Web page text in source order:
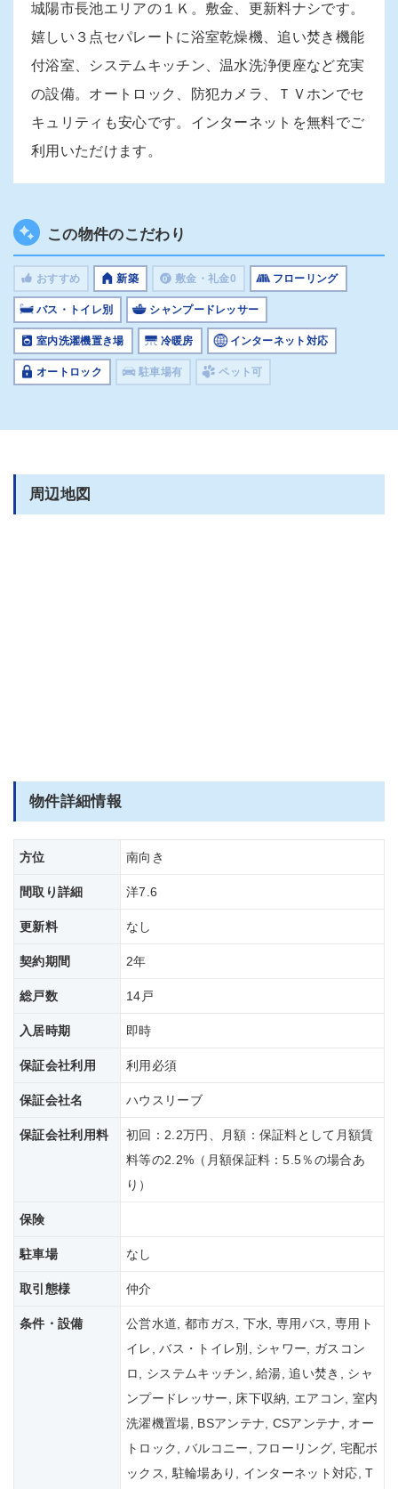
城陽市長池エリアの１Ｋ。敷金、更新料ナシです。
嬉しい３点セパレートに浴室乾燥機、追い焚き機能
付浴室、システムキッチン、温水洗浄便座など充実
の設備。オートロック、防犯カメラ、ＴＶホンでセ
キュリティも安心です。インターネットを無料でご
利用いただけます。
この物件のこだわり
おすすめ 新築 敷金・礼金0 フローリング
バス・トイレ別 シャンプードレッサー
室内洗濯機置き場 冷暖房 インターネット対応
オートロック 駐車場有 ペット可
周辺地図
物件詳細情報
方位 南向き
間取り詳細 洋7.6
更新料 なし
契約期間 2年
総戸数 14戸
入居時期 即時
保証会社利用 利用必須
保証会社名 ハウスリーブ
保証会社利用料
初回：2.2万円、月額：保証料として月額賃
料等の2.2%（月額保証料：5.5％の場合あ
り）
保険
駐車場 なし
取引態様 仲介
条件・設備
公営水道, 都市ガス, 下水, 専用バス, 専用ト
イレ, バス・トイレ別, シャワー, ガスコン
ロ, システムキッチン, 給湯, 追い焚き, シャ
ンプードレッサー, 床下収納, エアコン, 室内
洗濯機置場, BSアンテナ, CSアンテナ, オー
トロック, バルコニー, フローリング, 宅配ボ
ックス, 駐輪場あり, インターネット対応, T